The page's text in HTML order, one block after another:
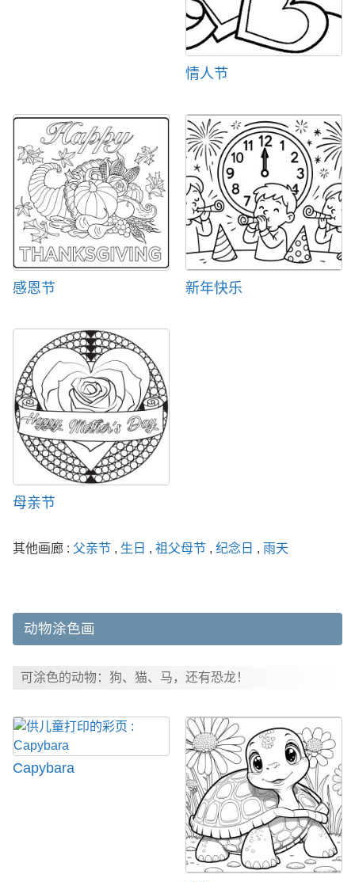
情人节
感恩节 新年快乐
母亲节
其他画廊 : 父亲节 , 生日 , 祖父母节 , 纪念日 , 雨天
动物涂色画
可涂色的动物：狗、猫、马，还有恐龙！
Capybara